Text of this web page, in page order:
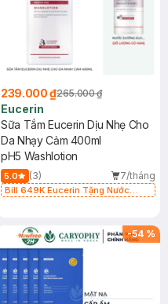
239.000 ₫265.000 ₫
Eucerin
Sữa Tắm Eucerin Dịu Nhẹ Cho
Da Nhạy Cảm 400ml
pH5 Washlotion
5.0 (3) 7/tháng
Bill 649K Eucerin Tặng Nước
-54 %